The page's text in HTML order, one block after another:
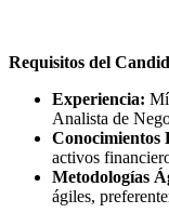
Requisitos del
Experiencia:
Analista de
Conocimientos
activos
Metodologías
ágiles,